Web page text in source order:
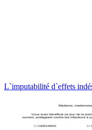
L`imputabilité d`effets